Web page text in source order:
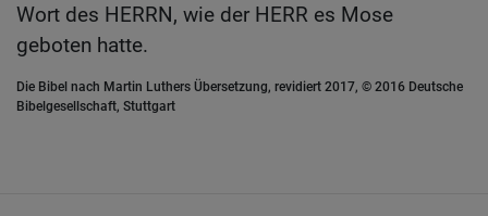
Wort des HERRN, wie der HERR es Mose
geboten hatte.
Die Bibel nach Martin Luthers Übersetzung, revidiert 2017, © 2016 Deutsche
Bibelgesellschaft, Stuttgart